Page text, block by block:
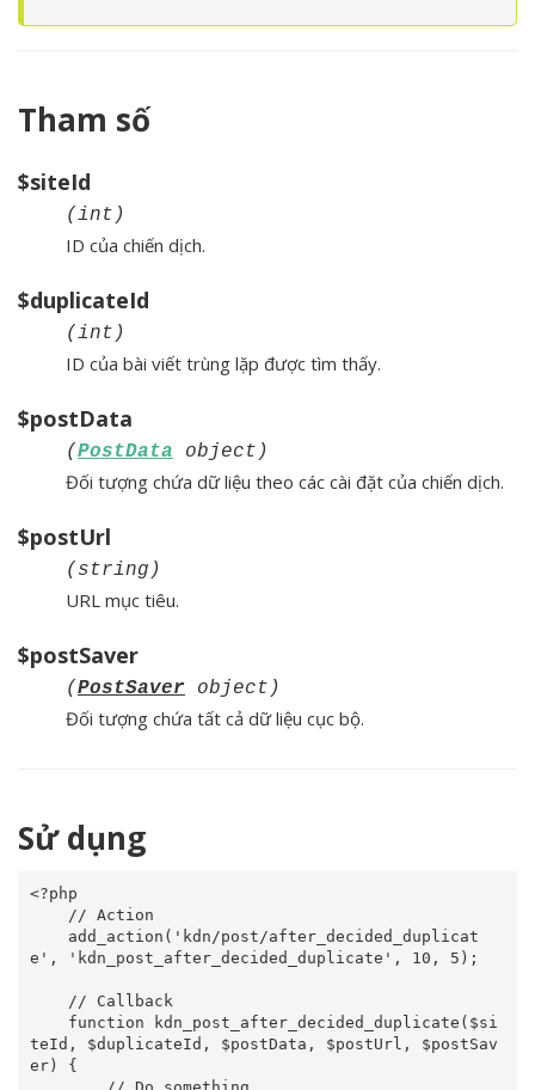
Tham số
$siteId
(int)
ID của chiến dịch.
$duplicateId
(int)
ID của bài viết trùng lặp được tìm thấy.
$postData
(PostData object)
Đối tượng chứa dữ liệu theo các cài đặt của chiến dịch.
$postUrl
(string)
URL mục tiêu.
$postSaver
(PostSaver object)
Đối tượng chứa tất cả dữ liệu cục bộ.
Sử dụng
<?php
e', 'kdn_post_after_decided_duplicate', 10, 5);
teId, $duplicateId, $postData, $postUrl, $postSav
er) {